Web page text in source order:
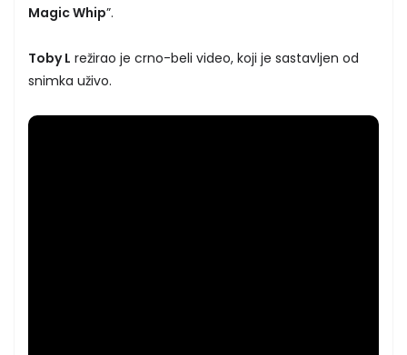
Magic Whip”.
Toby L režirao je crno-beli video, koji je sastavljen od
snimka uživo.